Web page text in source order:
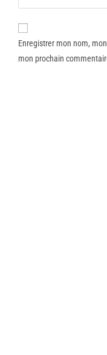
Enregistrer mon nom,
mon prochain